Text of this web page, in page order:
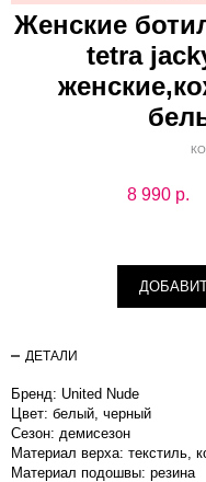
Женские
tetra
8 990 р.
ДЕТАЛИ
Бренд: United Nude
Цвет: белый, черный
Сезон: демисезон
Материал верха: текстиль,
Материал подошвы: резина